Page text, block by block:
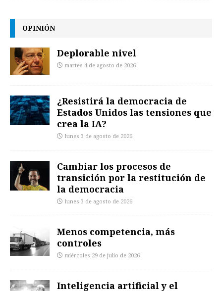
OPINIÓN
Deplorable nivel
martes 4 de agosto de 2026
¿Resistirá la democracia de
Estados Unidos las tensiones que
crea la IA?
lunes 3 de agosto de 2026
Cambiar los procesos de
transición por la restitución de
la democracia
lunes 3 de agosto de 2026
Menos competencia, más
controles
miércoles 29 de julio de 2026
Inteligencia artificial y el